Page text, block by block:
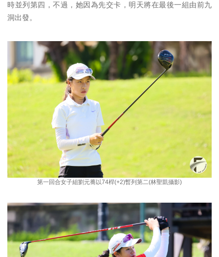
時並列第四，不過，她因為先交卡，明天將在最後一組由前九
洞出發。
第一回合女子組劉元蕎以74桿(+2)暫列第二(林聖凱攝影)